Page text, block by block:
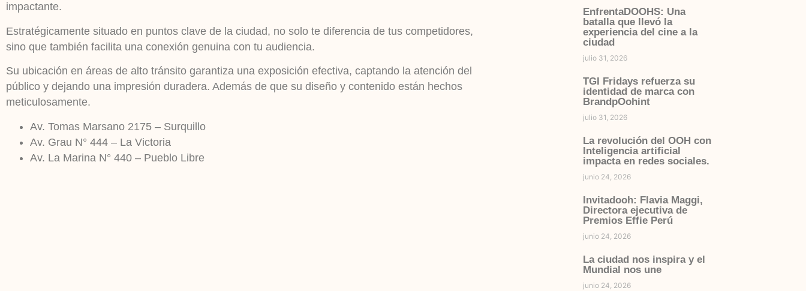
impactante.
Estratégicamente situado en puntos clave de la ciudad, no solo te diferencia de tus competidores,
sino que también facilita una conexión genuina con tu audiencia.
Su ubicación en áreas de alto tránsito garantiza una exposición efectiva, captando la atención del
público y dejando una impresión duradera. Además de que su diseño y contenido están hechos
meticulosamente.
Av. Tomas Marsano 2175 – Surquillo
Av. Grau N° 444 – La Victoria
Av. La Marina N° 440 – Pueblo Libre
EnfrentaDOOHS: Una
batalla que llevó la
experiencia del cine a la
ciudad
julio 31, 2026
TGI Fridays refuerza su
identidad de marca con
BrandpOohint
julio 31, 2026
La revolución del OOH con
Inteligencia artificial
impacta en redes sociales.
junio 24, 2026
Invitadooh: Flavia Maggi,
Directora ejecutiva de
Premios Effie Perú
junio 24, 2026
La ciudad nos inspira y el
Mundial nos une
junio 24, 2026